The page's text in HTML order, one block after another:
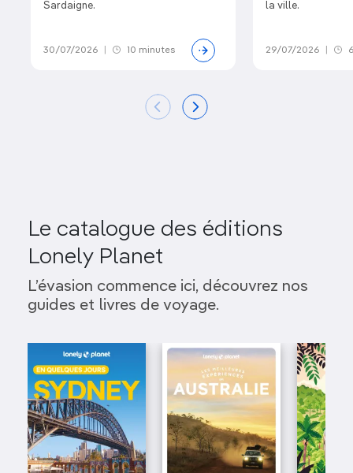
Sardaigne.
30/07/2026 10 minutes
la ville.
29/07/2026
Le catalogue des éditions
Lonely Planet
L’évasion commence ici, découvrez nos
guides et livres de voyage.